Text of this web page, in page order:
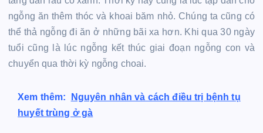
ngỗng ăn thêm thóc và khoai băm nhỏ. Chúng ta cũng có
thể thả ngỗng đi ăn ở những bãi xa hơn. Khi qua 30 ngày
tuổi cũng là lúc ngỗng kết thúc giai đoạn ngỗng con và
chuyển qua thời kỳ ngỗng choai.
Xem thêm:
Nguyên nhân và cách điều trị bệnh tụ
huyết trùng ở gà